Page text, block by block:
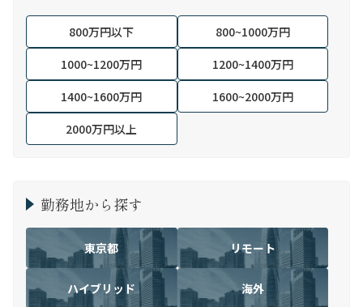
800万円以下
800~1000万円
1000~1200万円
1200~1400万円
1400~1600万円
1600~2000万円
2000万円以上
勤務地から探す
東京都 リモート
ハイブリッド 海外